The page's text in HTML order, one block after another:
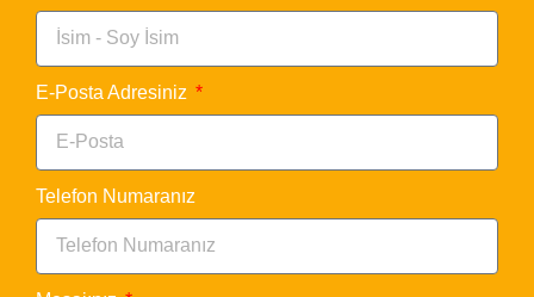
E-Posta Adresiniz
Telefon Numaranız